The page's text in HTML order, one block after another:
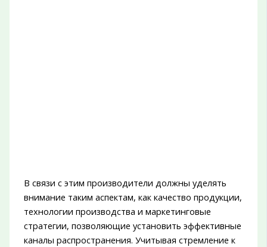
В связи с этим производители должны уделять
внимание таким аспектам, как качество продукции,
технологии производства и маркетинговые
стратегии, позволяющие установить эффективные
каналы распространения. Учитывая стремление к